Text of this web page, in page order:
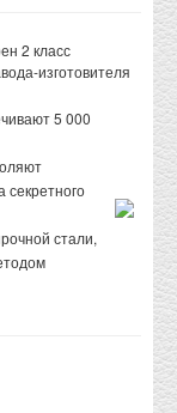
2 класс
изготовителя
5 000
стали,